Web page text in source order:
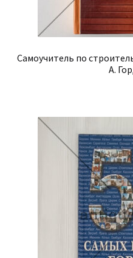
Самоучитель по
А.